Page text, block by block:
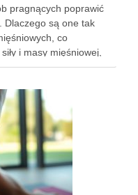
pragnących poprawić
Dlaczego są one tak
co
i masy mięśniowej,
oraz wydolności …